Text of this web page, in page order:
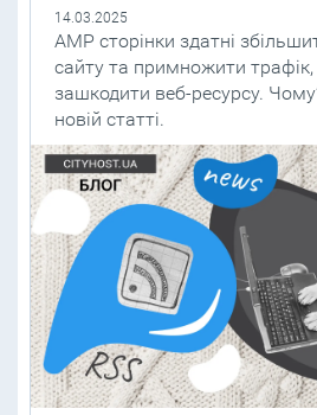
14.03.2025
AMP сторінки здатні
сайту та примножити
зашкодити веб-ресурсу.
новій статті.